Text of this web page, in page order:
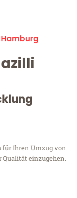
für Ihren Umzug von
Qualität einzugehen.